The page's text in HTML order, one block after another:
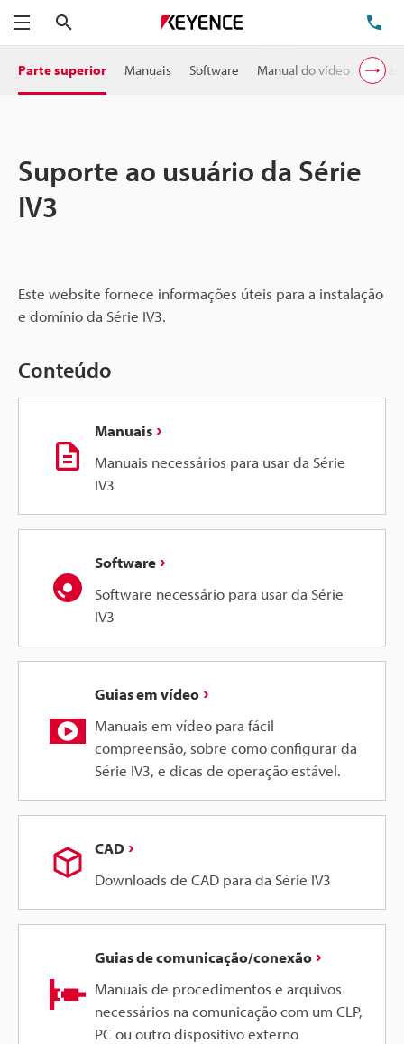
Menu
Parte superior Manuais Software Manual do vídeo
Suporte ao usuário da Série
IV3
Este website fornece informações úteis para a instalação
e domínio da Série IV3.
Conteúdo
Manuais
Manuais necessários para usar da Série
IV3
Software
Software necessário para usar da Série
IV3
Guias em vídeo
Manuais em vídeo para fácil
compreensão, sobre como configurar da
Série IV3, e dicas de operação estável.
CAD
Downloads de CAD para da Série IV3
Guias de comunicação/conexão
Manuais de procedimentos e arquivos
necessários na comunicação com um CLP,
PC ou outro dispositivo externo